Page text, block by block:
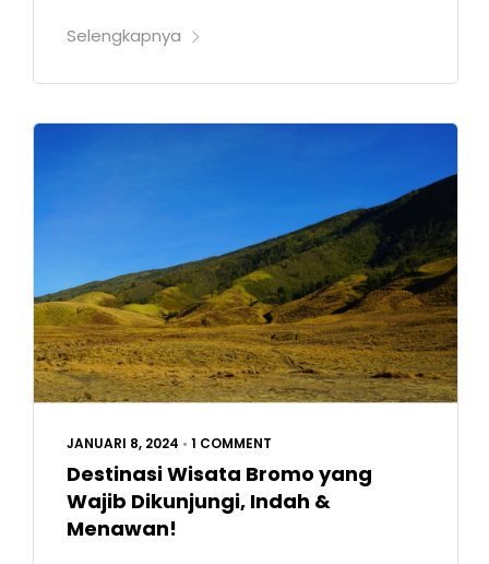
Selengkapnya
JANUARI 8, 2024 • 1 COMMENT
Destinasi Wisata Bromo yang
Wajib Dikunjungi, Indah &
Menawan!